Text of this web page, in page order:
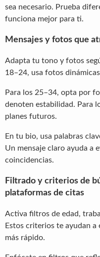
sea necesario. Prueba
funciona mejor para ti.
Mensajes y fotos que
Adapta tu tono y fotos
18–24, usa fotos
Para los 25–34, opta por
denoten estabilidad. Para
planes futuros.
En tu bio, usa palabras
Un mensaje claro ayuda a
coincidencias.
Filtrado y criterios de
plataformas de citas
Activa filtros de edad,
Estos criterios te ayudan a
más rápido.